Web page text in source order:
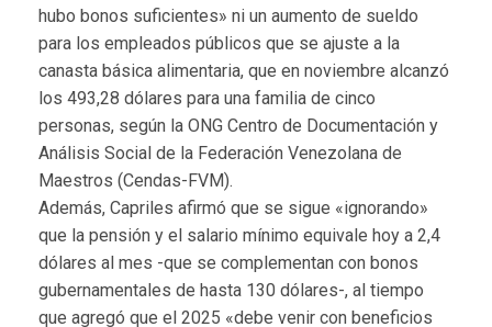
hubo bonos suficientes» ni un aumento de sueldo
para los empleados públicos que se ajuste a la
canasta básica alimentaria, que en noviembre alcanzó
los 493,28 dólares para una familia de cinco
personas, según la ONG Centro de Documentación y
Análisis Social de la Federación Venezolana de
Maestros (Cendas-FVM).
Además, Capriles afirmó que se sigue «ignorando»
que la pensión y el salario mínimo equivale hoy a 2,4
dólares al mes -que se complementan con bonos
gubernamentales de hasta 130 dólares-, al tiempo
que agregó que el 2025 «debe venir con beneficios